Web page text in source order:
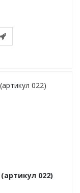
022)